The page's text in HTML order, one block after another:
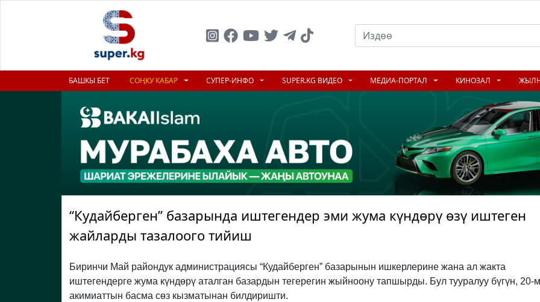
БАШКЫ БЕТ СОҢКУ КАБАР СУПЕР-ИНФО SUPER.KG ВИДЕО МЕДИА-ПОРТАЛ КИНОЗАЛ
“Кудайберген” базарында иштегендер эми жума күндөрү өзү иштеген
жайларды тазалоого тийиш
Биринчи Май райондук администрациясы “Кудайберген” базарынын ишкерлерине жана ал жакта
иштегендерге жума күндөрү аталган базардын тегерегин жыйноону тапшырды. Бул тууралуу бүгүн, 20-
акимиаттын басма сөз кызматынан билдиришти.